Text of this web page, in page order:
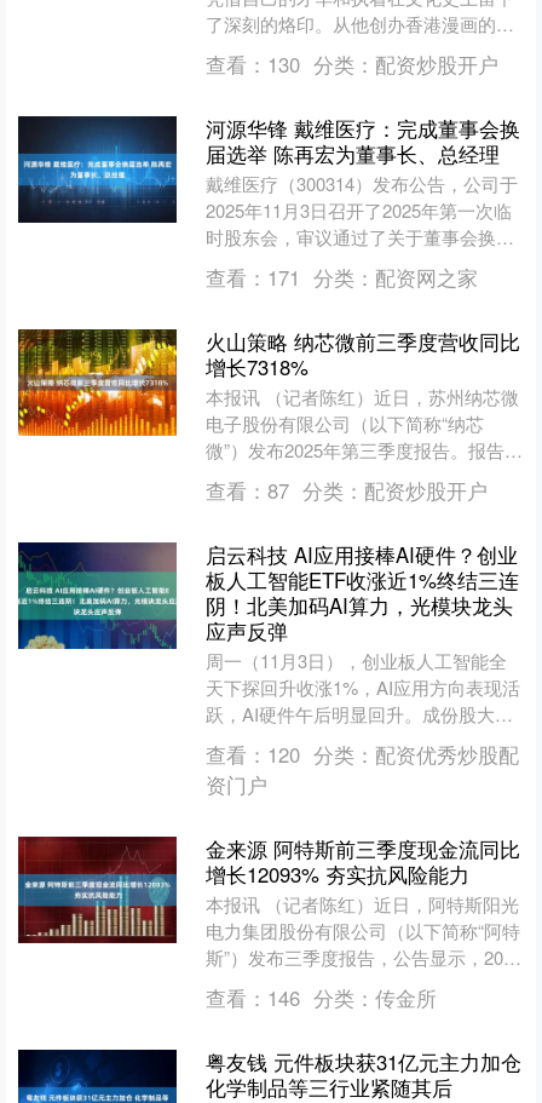
了深刻的烙印。从他创办香港漫画的黄
金时代起，黄玉郎一直在这片充满竞争
的市场中稳步前行。尽管起....
查看： 130 分类： 配资炒股开户
河源华锋 戴维医疗：完成董事会换
届选举 陈再宏为董事长、总经理
戴维医疗（300314）发布公告，公司于
2025年11月3日召开了2025年第一次临
时股东会，审议通过了关于董事会换届
选举的相关议案，选举产生了公司第六
届董事会....
查看： 171 分类： 配资网之家
火山策略 纳芯微前三季度营收同比
增长7318%
本报讯 （记者陈红）近日，苏州纳芯微
电子股份有限公司（以下简称“纳芯
微”）发布2025年第三季度报告。报告显
示，公司前三季度实现营业收入约23.66
亿元，同比增....
查看： 87 分类： 配资炒股开户
启云科技 AI应用接棒AI硬件？创业
板人工智能ETF收涨近1%终结三连
阴！北美加码AI算力，光模块龙头
应声反弹
周一（11月3日），创业板人工智能全
天下探回升收涨1%，AI应用方向表现活
跃，AI硬件午后明显回升。成份股大面
积收涨。其中，金信诺领涨超5%，恒信
东方、中文在线....
查看： 120 分类： 配资优秀炒股配
资门户
金来源 阿特斯前三季度现金流同比
增长12093% 夯实抗风险能力
本报讯 （记者陈红）近日，阿特斯阳光
电力集团股份有限公司（以下简称“阿特
斯”）发布三季度报告，公告显示，2025
年前三季度，阿特斯实现营业收入
312.70亿元，....
查看： 146 分类： 传金所
粤友钱 元件板块获31亿元主力加仓
化学制品等三行业紧随其后